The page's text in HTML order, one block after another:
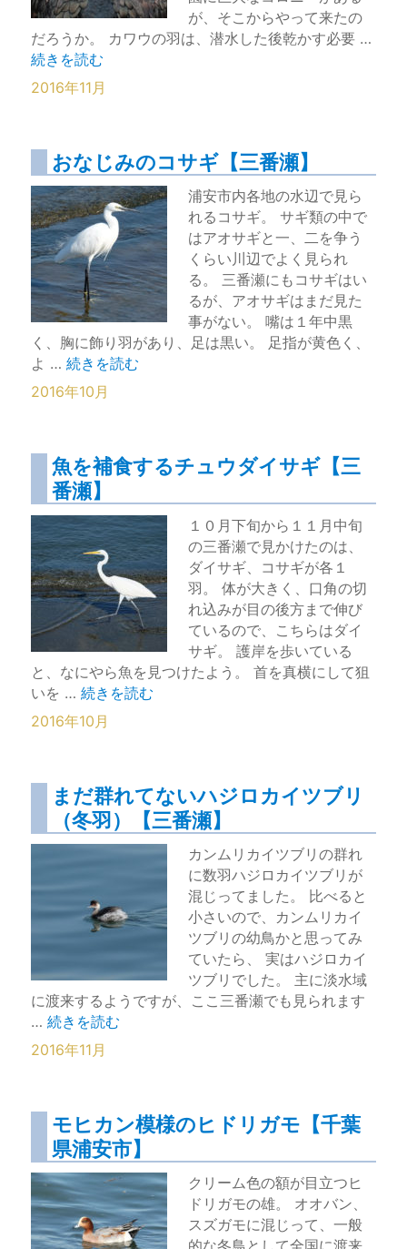
が、そこからやって来たの
だろうか。 カワウの羽は、潜水した後乾かす必要 …
“羽を乾燥させるカワウ【三番瀬】” の
続きを読む
2016年11月
おなじみのコサギ【三番瀬】
浦安市内各地の水辺で見ら
れるコサギ。 サギ類の中で
はアオサギと一、二を争う
くらい川辺でよく見られ
る。 三番瀬にもコサギはい
るが、アオサギはまだ見た
事がない。 嘴は１年中黒
く、胸に飾り羽があり、足は黒い。 足指が黄色く、
よ …“おなじみのコサギ【三番瀬】” の
続きを読む
2016年10月
魚を補食するチュウダイサギ【三
番瀬】
１０月下旬から１１月中旬
の三番瀬で見かけたのは、
ダイサギ、コサギが各１
羽。 体が大きく、口角の切
れ込みが目の後方まで伸び
ているので、こちらはダイ
サギ。 護岸を歩いている
と、なにやら魚を見つけたよう。 首を真横にして狙
いを …“魚を補食するチュウダイサギ【三番瀬】” の
続きを読む
2016年10月
まだ群れてないハジロカイツブリ
（冬羽）【三番瀬】
カンムリカイツブリの群れ
に数羽ハジロカイツブリが
混じってました。 比べると
小さいので、カンムリカイ
ツブリの幼鳥かと思ってみ
ていたら、 実はハジロカイ
ツブリでした。 主に淡水域
に渡来するようですが、ここ三番瀬でも見られます
…“まだ群れてないハジロカイツブリ（冬羽）【三番瀬】
続きを読む
2016年11月
モヒカン模様のヒドリガモ【千葉
県浦安市】
クリーム色の額が目立つヒ
ドリガモの雄。 オオバン、
スズガモに混じって、一般
的な冬鳥として全国に渡来